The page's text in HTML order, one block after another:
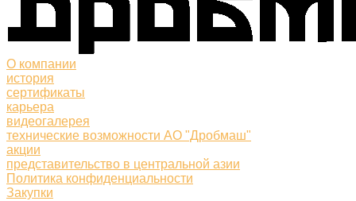
О компании
история
сертификаты
карьера
видеогалерея
технические возможности АО "Дробмаш"
акции
представительство в центральной азии
Политика конфиденциальности
Закупки